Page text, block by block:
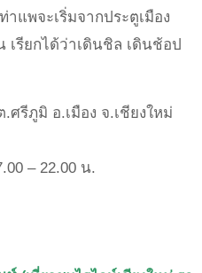
แพจะเริ่มจากประตูเมือง
เรียกได้ว่าเดินชิล เดินช้อป
ศรีภูมิ อ.เมือง จ.เชียงใหม่
– 22.00 น.